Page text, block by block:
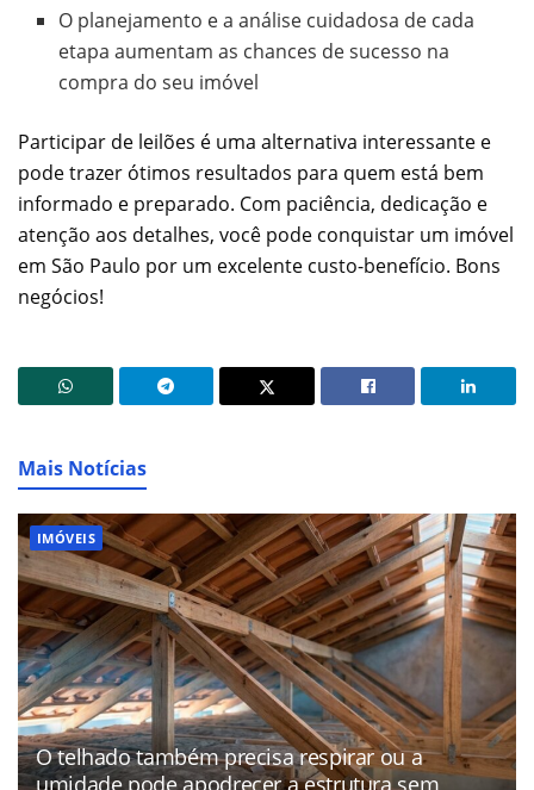
O planejamento e a análise cuidadosa de cada
etapa aumentam as chances de sucesso na
compra do seu imóvel
Participar de leilões é uma alternativa interessante e
pode trazer ótimos resultados para quem está bem
informado e preparado. Com paciência, dedicação e
atenção aos detalhes, você pode conquistar um imóvel
em São Paulo por um excelente custo-benefício. Bons
negócios!
Mais Notícias
IMÓVEIS
O telhado também precisa respirar ou a
umidade pode apodrecer a estrutura sem